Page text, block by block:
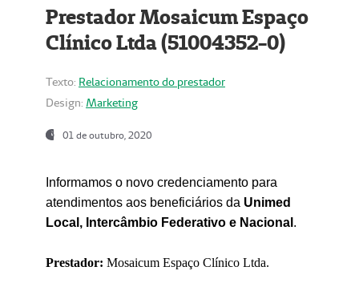
Prestador Mosaicum Espaço
Clínico Ltda (51004352-0)
Texto: Relacionamento do prestador
Design: Marketing
01 de outubro, 2020
Informamos o novo credenciamento para
atendimentos aos beneficiários da Unimed
Local, Intercâmbio Federativo e Nacional .
Prestador: Mosaicum Espaço Clínico Ltda.